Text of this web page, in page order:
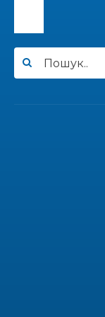
15:24
31 лип
Юні
«Дві